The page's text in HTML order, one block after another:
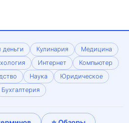
деньги Кулинария
Медицина
Интернет
Компьютер
Наука
Юридическое
Бухгалтерия